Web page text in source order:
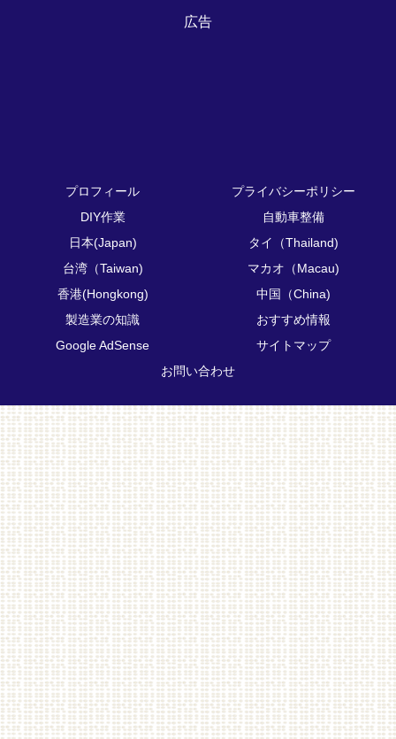
広告
プロフィール
プライバシーポリシー
DIY作業
自動車整備
日本(Japan)
タイ（Thailand)
台湾（Taiwan)
マカオ（Macau)
香港(Hongkong)
中国（China)
製造業の知識
おすすめ情報
Google AdSense
サイトマップ
お問い合わせ